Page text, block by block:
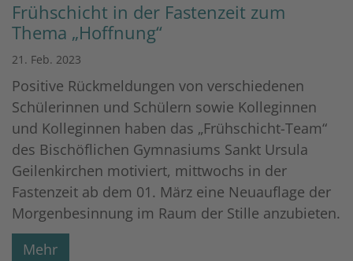
Frühschicht in der Fastenzeit zum
Thema „Hoffnung“
21. Feb. 2023
Positive Rückmeldungen von verschiedenen
Schülerinnen und Schülern sowie Kolleginnen
und Kolleginnen haben das „Frühschicht-Team“
des Bischöflichen Gymnasiums Sankt Ursula
Geilenkirchen motiviert, mittwochs in der
Fastenzeit ab dem 01. März eine Neuauflage der
Morgenbesinnung im Raum der Stille anzubieten.
Mehr